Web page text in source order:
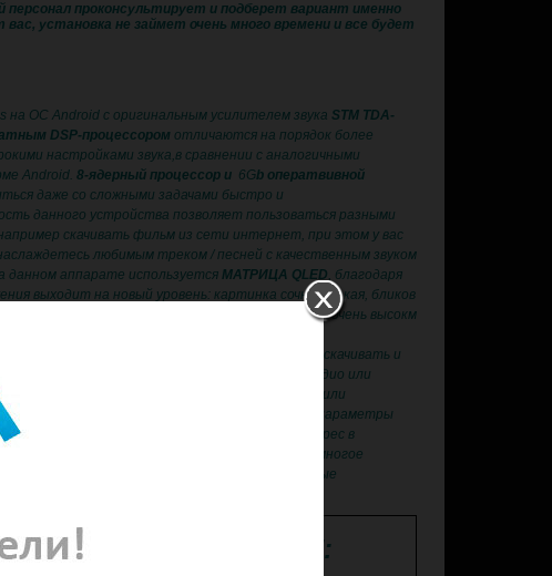
проконсультирует и подберет вариант именно
установка не займет очень много времени и все будет
на ОС Android с оригинальным усилителем звука STM TDA-
DSP-процессором отличаются на порядок более
настройками звука,в сравнении с аналогичными
Android. 8-ядерный процессор и6Gb оператвивной
даже со сложными задачами быстро и
данного устройства позволяет пользоваться разными
скачивать фильм из сети интернет, при этом у вас
любимым треком / песней с качественным звуком
данном аппарате используется МАТРИЦА QLED, благодаря
выходит на новый уровень: картинка сочная, яркая, бликов
широкий. Сборка устройства выполнена на очень высокм
практически безграничны — вы сможете скачивать и
из Google Play, одновременно слушая радио или
флэшку или жесткий диск с музыкой или
свой автомобиль, контролировать параметры
Управлять устройством и задавать адрес в
голосом. Устроить мобильный офис в машине и многое
устройстве используются только качественные
ХАРАКТЕРИСТИКИ: